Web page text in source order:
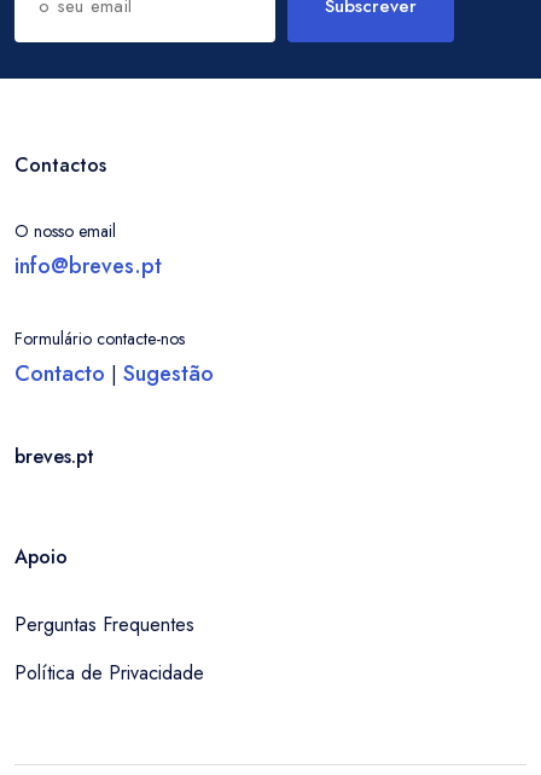
Subscrever
Contactos
O nosso email
info@breves.pt
Formulário contacte-nos
Contacto | Sugestão
breves.pt
Apoio
Perguntas Frequentes
Política de Privacidade